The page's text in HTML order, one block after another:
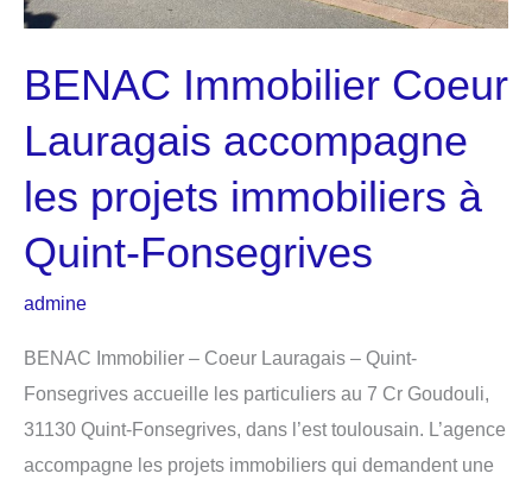
BENAC Immobilier Coeur
Lauragais accompagne
les projets immobiliers à
Quint-Fonsegrives
admine
BENAC Immobilier – Coeur Lauragais – Quint-
Fonsegrives accueille les particuliers au 7 Cr Goudouli,
31130 Quint-Fonsegrives, dans l’est toulousain. L’agence
accompagne les projets immobiliers qui demandent une